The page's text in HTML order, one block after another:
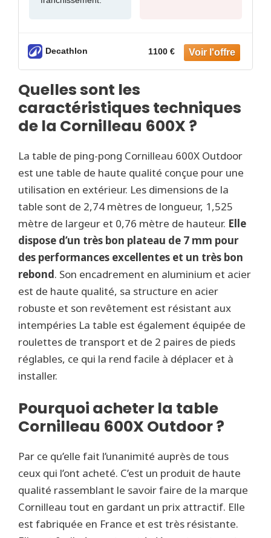
Decathlon 1100 €
Quelles sont les
caractéristiques techniques
de la Cornilleau 600X ?
La table de ping-pong Cornilleau 600X Outdoor
est une table de haute qualité conçue pour une
utilisation en extérieur. Les dimensions de la
table sont de 2,74 mètres de longueur, 1,525
mètre de largeur et 0,76 mètre de hauteur. Elle
dispose d’un très bon plateau de 7 mm pour
des performances excellentes et un très bon
rebond. Son encadrement en aluminium et acier
est de haute qualité, sa structure en acier
robuste et son revêtement est résistant aux
intempéries La table est également équipée de
roulettes de transport et de 2 paires de pieds
réglables, ce qui la rend facile à déplacer et à
installer.
Pourquoi acheter la table
Cornilleau 600X Outdoor ?
Par ce qu’elle fait l’unanimité auprès de tous
ceux qui l’ont acheté. C’est un produit de haute
qualité rassemblant le savoir faire de la marque
Cornilleau tout en gardant un prix attractif. Elle
est fabriquée en France et est très résistante.